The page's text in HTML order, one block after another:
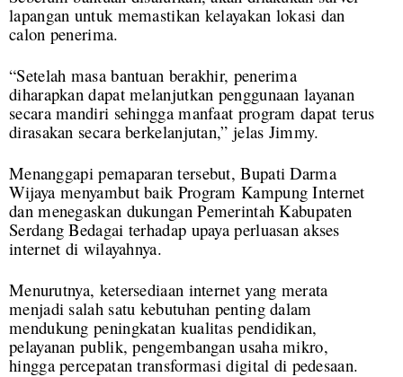
lapangan untuk memastikan kelayakan lokasi dan
calon penerima.
“Setelah masa bantuan berakhir, penerima
diharapkan dapat melanjutkan penggunaan layanan
secara mandiri sehingga manfaat program dapat terus
dirasakan secara berkelanjutan,” jelas Jimmy.
Menanggapi pemaparan tersebut, Bupati Darma
Wijaya menyambut baik Program Kampung Internet
dan menegaskan dukungan Pemerintah Kabupaten
Serdang Bedagai terhadap upaya perluasan akses
internet di wilayahnya.
Menurutnya, ketersediaan internet yang merata
menjadi salah satu kebutuhan penting dalam
mendukung peningkatan kualitas pendidikan,
pelayanan publik, pengembangan usaha mikro,
hingga percepatan transformasi digital di pedesaan.